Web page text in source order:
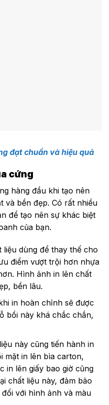
đạt chuẩn và hiệu quả
cứng
hàng đầu khi tạo nên
và bền đẹp. Có rất nhiều
để tạo nên sự khác biệt
của bạn.
liệu dùng để thay thế cho
điểm vượt trội hơn nhựa
Hình ảnh in lên chất
bền lâu.
in hoàn chỉnh sẽ được
bồi này khá chắc chắn,
này cũng tiến hành in
mặt in lên bìa carton,
in lên giấy bao giờ cũng
chất liệu này, đảm bảo
với hình ảnh và màu